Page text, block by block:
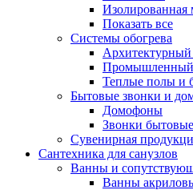
Изолированная
Показать все
Системы обогрева
Архитектурный
Промышленный
Теплые полы и
Бытовые звонки и
Домофоны
Звонки бытовые
Сувенирная
Сантехника для санузлов
Ванны и
Ванны